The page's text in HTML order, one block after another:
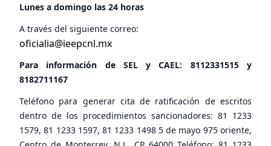
Lunes a domingo las 24 horas
A través del siguiente correo:
oficialia@ieepcnl.mx
Para información de SEL y CAEL: 8112331515y
8182711167
Teléfono para generar cita de ratificación de escritos
dentro de los procedimientos sancionadores: 81 1233
1579, 81 1233 1597, 81 1233 1498 5 de mayo 975 oriente,